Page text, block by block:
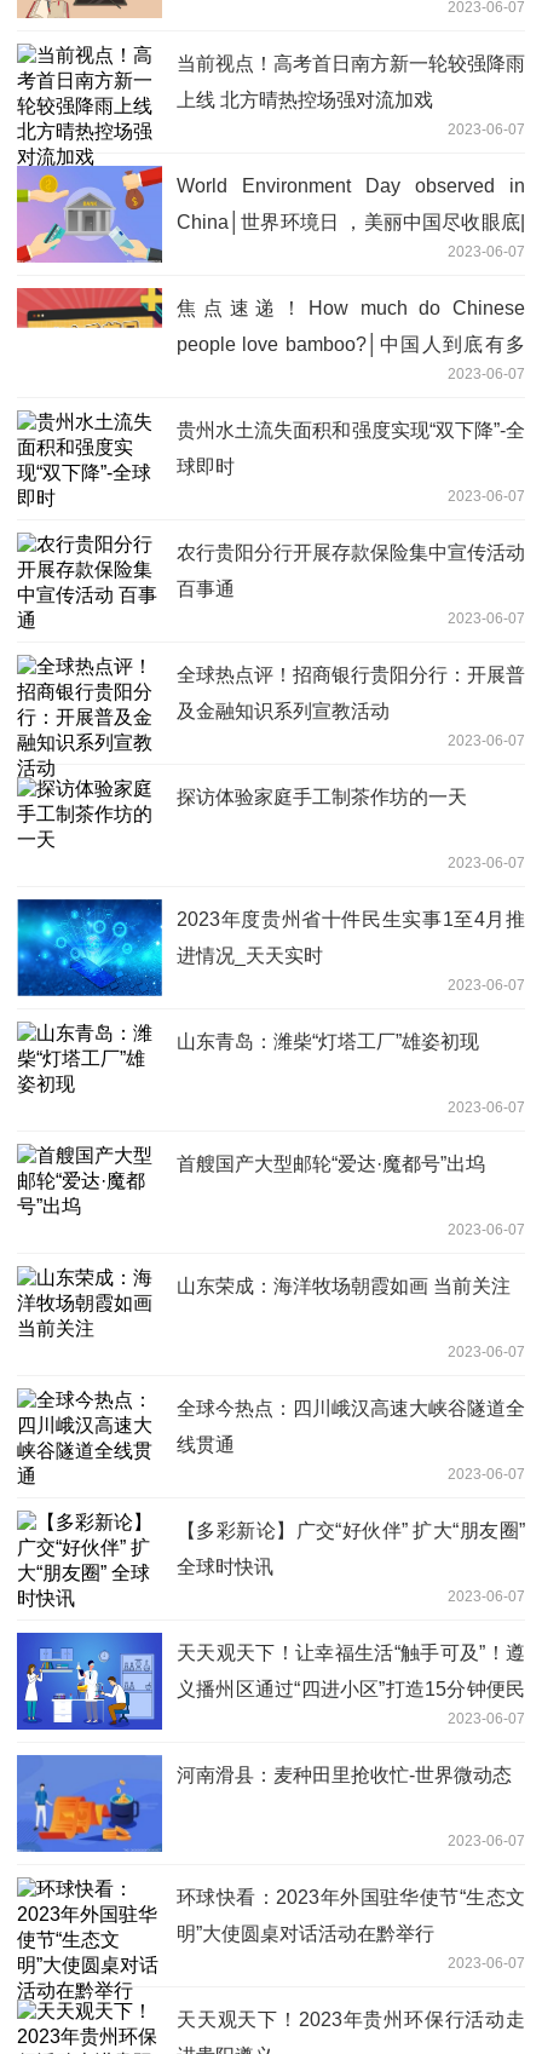
2023-06-07
当前视点！高考首日南方新一轮较强降雨
上线 北方晴热控场强对流加戏
2023-06-07
World Environment Day observed in
China│世界环境日 ，美丽中国尽收眼底|
2023-06-07
焦点速递！How much do Chinese
people love bamboo?│中国人到底有多
2023-06-07
贵州水土流失面积和强度实现“双下降”-全
球即时
2023-06-07
农行贵阳分行开展存款保险集中宣传活动
百事通
2023-06-07
全球热点评！招商银行贵阳分行：开展普
及金融知识系列宣教活动
2023-06-07
探访体验家庭手工制茶作坊的一天
2023-06-07
2023年度贵州省十件民生实事1至4月推
进情况_天天实时
2023-06-07
山东青岛：潍柴“灯塔工厂”雄姿初现
2023-06-07
首艘国产大型邮轮“爱达·魔都号”出坞
2023-06-07
山东荣成：海洋牧场朝霞如画 当前关注
2023-06-07
全球今热点：四川峨汉高速大峡谷隧道全
线贯通
2023-06-07
【多彩新论】广交“好伙伴” 扩大“朋友圈”
全球时快讯
2023-06-07
天天观天下！让幸福生活“触手可及”！遵
义播州区通过“四进小区”打造15分钟便民
2023-06-07
河南滑县：麦种田里抢收忙-世界微动态
2023-06-07
环球快看：2023年外国驻华使节“生态文
明”大使圆桌对话活动在黔举行
2023-06-07
天天观天下！2023年贵州环保行活动走